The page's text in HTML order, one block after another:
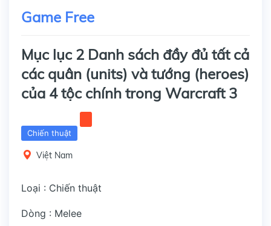
Game Free
Mục lục 2 Danh sách đầy đủ tất cả
các quân (units) và tướng (heroes)
của 4 tộc chính trong Warcraft 3
Chiến thuật
Việt Nam
Loại : Chiến thuật
Dòng : Melee